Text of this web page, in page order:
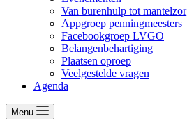
Van burenhulp tot
Appgroep penningmeesters
Facebookgroep LVGO
Belangenbehartiging
Plaatsen oproep
Veelgestelde vragen
Agenda
Menu